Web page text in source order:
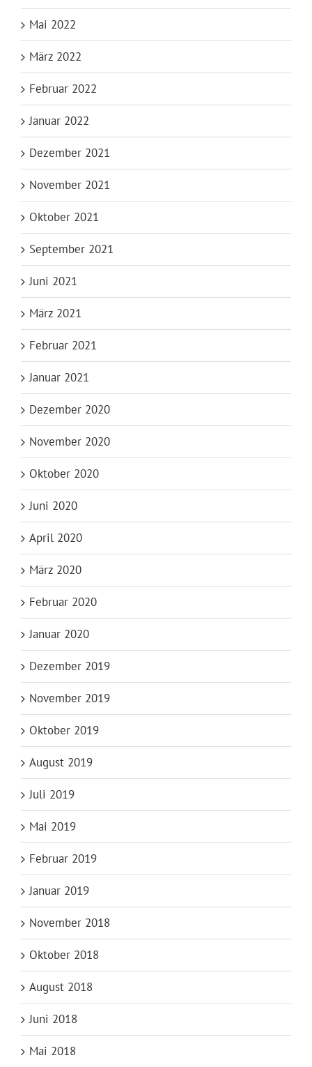
Mai 2022
März 2022
Februar 2022
Januar 2022
Dezember 2021
November 2021
Oktober 2021
September 2021
Juni 2021
März 2021
Februar 2021
Januar 2021
Dezember 2020
November 2020
Oktober 2020
Juni 2020
April 2020
März 2020
Februar 2020
Januar 2020
Dezember 2019
November 2019
Oktober 2019
August 2019
Juli 2019
Mai 2019
Februar 2019
Januar 2019
November 2018
Oktober 2018
August 2018
Juni 2018
Mai 2018